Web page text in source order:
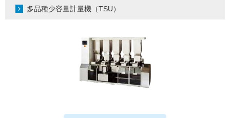
多品種少容量計量機（TSU）